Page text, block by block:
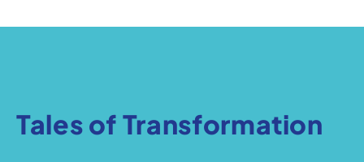
Tales of Transformation